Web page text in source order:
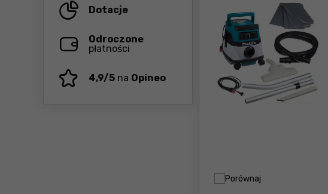
Dotacje
Odroczone
płatności
4,9/5 na Opineo
Porównaj